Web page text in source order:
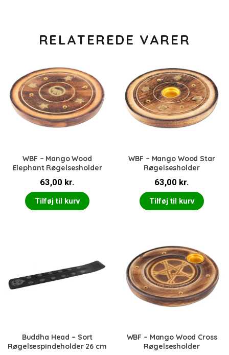
RELATEREDE VARER
WBF – Mango Wood
Elephant Røgelsesholder
63,00 kr.
Tilføj til kurv
WBF – Mango Wood Star
Røgelsesholder
63,00 kr.
Tilføj til kurv
Buddha Head – Sort
Røgelsespindeholder 26 cm
WBF – Mango Wood Cross
Røgelsesholder